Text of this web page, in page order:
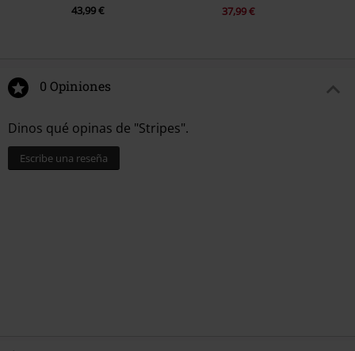
43,99 € 37,99 €
0 Opiniones
Dinos qué opinas de "Stripes".
Escribe una reseña